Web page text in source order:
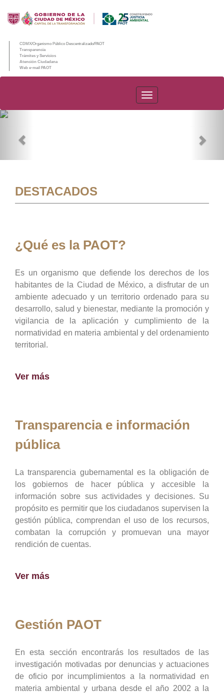
CDMX/Organismo Público Descentralizado/PAOT
Transparencia
Trámites y Servicios
Atención Ciudadana
Web e-mail PAOT
PAOT
DESTACADOS
¿Qué es la PAOT?
Es un organismo que defiende los derechos de los
habitantes de la Ciudad de México, a disfrutar de un
ambiente adecuado y un territorio ordenado para su
desarrollo, salud y bienestar, mediante la promoción y
vigilancia de la aplicación y cumplimiento de la
normatividad en materia ambiental y del ordenamiento
territorial.
Ver más
Transparencia e información
pública
La transparencia gubernamental es la obligación de
los gobiernos de hacer pública y accesible la
información sobre sus actividades y decisiones. Su
propósito es permitir que los ciudadanos supervisen la
gestión pública, comprendan el uso de los recursos,
combatan la corrupción y promuevan una mayor
rendición de cuentas.
Ver más
Gestión PAOT
En esta sección encontrarás los resultados de las
investigación motivadas por denuncias y actuaciones
de oficio por incumplimientos a la normatividad en
materia ambiental y urbana desde el año 2002 a la